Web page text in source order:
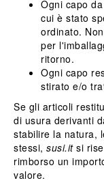
Ogni capo
cui è stato
ordinato.
per
ritorno.
Ogni capo
stirato e/o
Se gli articoli
di usura derivanti
stabilire la natura,
stessi, susi.itsi
rimborso un
valore.